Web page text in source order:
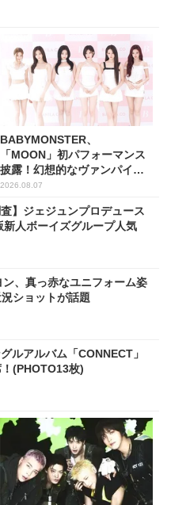
BABYMONSTER、
「MOON」初パフォーマンス
披露！幻想的なヴァンパイア
の世界観を表現
2026.08.07
】ジェジュンプロデュース
新人ボーイズグループ人気
、真っ赤なユニフォーム姿
ショットが話題
ルアルバム「CONNECT」
(PHOTO13枚)